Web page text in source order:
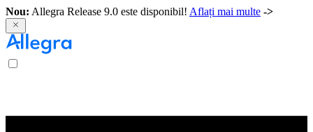
Nou: Allegra Release 9.0 este disponibil! Aflați mai multe ->